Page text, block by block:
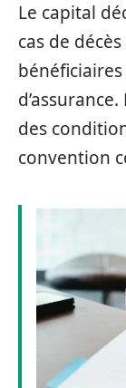
Le capital
cas de
des
convention